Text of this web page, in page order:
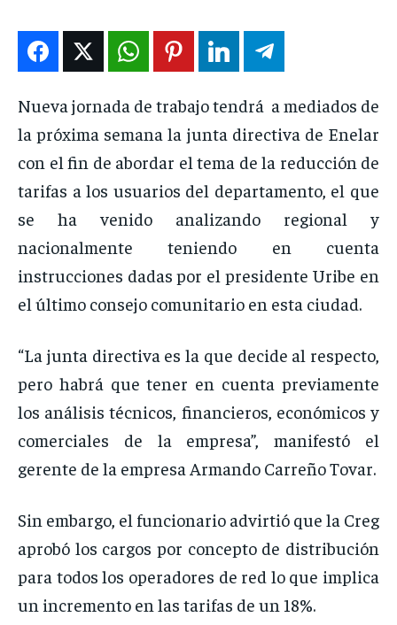
EN VIVO
NOSOTROS
INSTITUCIONAL
PUATE CON NOSOTROS
EN VIVO
NOSOTROS
INSTITUCIONAL
PUATE CON NOSOTROS
EN VIVO
NOSOTROS
INSTITUCIONAL
PUATE CON NOSOTROS
EN VIVO
NOSOTROS
INSTITUCIONAL
PUATE CON NOSOTROS
Nueva jornada de trabajo tendrá a mediados de
la próxima semana la junta directiva de Enelar
con el fin de abordar el tema de la reducción de
tarifas a los usuarios del departamento, el que
se ha venido analizando regional y
nacionalmente teniendo en cuenta
instrucciones dadas por el presidente Uribe en
el último consejo comunitario en esta ciudad.
“La junta directiva es la que decide al respecto,
pero habrá que tener en cuenta previamente
los análisis técnicos, financieros, económicos y
comerciales de la empresa”, manifestó el
gerente de la empresa Armando Carreño Tovar.
Sin embargo, el funcionario advirtió que la Creg
aprobó los cargos por concepto de distribución
para todos los operadores de red lo que implica
un incremento en las tarifas de un 18%.